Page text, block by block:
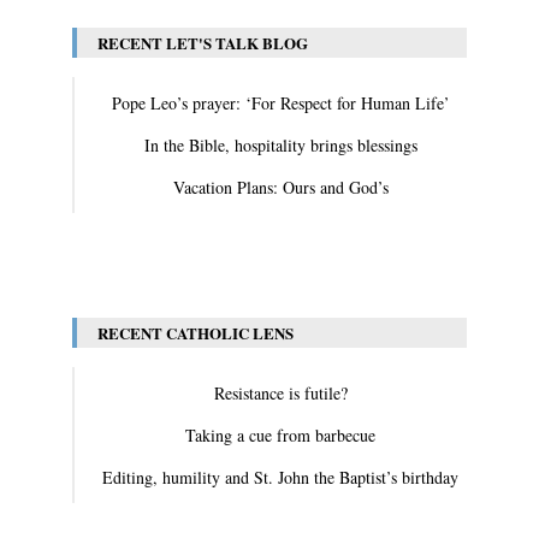
RECENT LET'S TALK BLOG
Pope Leo’s prayer: ‘For Respect for Human Life’
In the Bible, hospitality brings blessings
Vacation Plans: Ours and God’s
RECENT CATHOLIC LENS
Resistance is futile?
Taking a cue from barbecue
Editing, humility and St. John the Baptist’s birthday